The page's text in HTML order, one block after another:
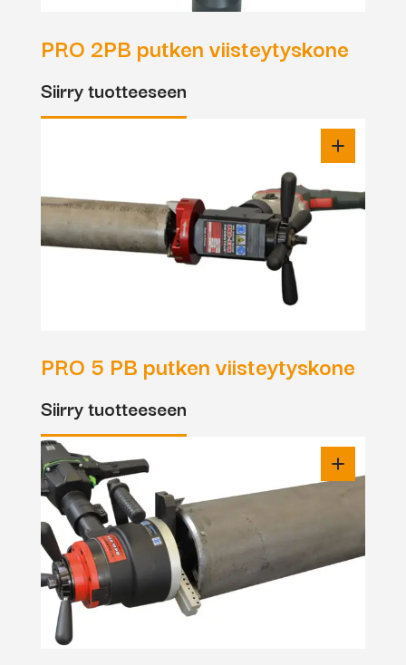
PRO 2PB putken viisteytyskone
Siirry tuotteeseen
PRO 5 PB putken viisteytyskone
Siirry tuotteeseen